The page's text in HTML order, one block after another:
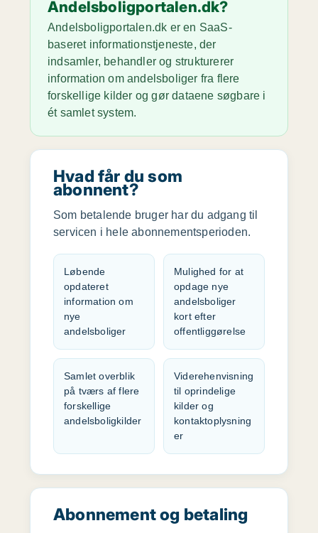
Andelsboligportalen.dk?
Andelsboligportalen.dk er en SaaS-
baseret informationstjeneste, der
indsamler, behandler og strukturerer
information om andelsboliger fra flere
forskellige kilder og gør dataene søgbare i
ét samlet system.
Hvad får du som
abonnent?
Som betalende bruger har du adgang til
servicen i hele abonnementsperioden.
Løbende
opdateret
information om
nye
andelsboliger
Mulighed for at
opdage nye
andelsboliger
kort efter
offentliggørelse
Samlet overblik
på tværs af flere
forskellige
andelsboligkilder
Viderehenvisning
til oprindelige
kilder og
kontaktoplysning
er
Abonnement og betaling